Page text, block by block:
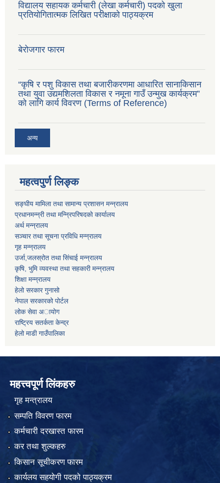
विद्यालय सहायक कर्मचारी (लेखा कर्मचारी) पदको खुला
प्रतियोगितात्मक लिखित परीक्षाको पाठ्यक्रम
बेरोजगार फारम
“कृषि र पशु विकास तथा बजारीकरणमा आधारित सानाकिसान
तथा युवा उद्यमशिलता विकास र नमूना गाउँ उन्मुख कार्यक्रम”
को लागि कार्य विवरण (Terms of Reference)
अन्य
महत्वपुर्ण लिङ्क
सङ्घीय मामिला तथा सामान्य प्रशासन मन्न्रालय
प्रधानमन्न्री तथा मन्न्रिपरिषदको कार्यालय
अर्थ मन्न्रालय
सञ्चार तथा सूचना प्रविधि मन्न्रालय
गृह मन्न्रालय
उर्जा,जलस्रोत तथा सिंचाई मन्न्रालय
कृषि, भुमि व्यवस्था तथा सहकारी मन्न्रालय
शिक्षा मन्न्रालय
हेलो सरकार गुनासो
नेपाल सरकारको पोर्टल
लोक सेवा अायोग
राष्ट्रिय सतर्कता केन्द्र
हेलो माडी गाउँपालिका
महत्त्वपूर्ण लिंकहरु
गृह मन्त्रालय
सम्पति विवरण फारम
कर्मचारी दरखास्त फारम
कर तथा शुल्कहरु
किसान सूचीकरण फारम
कार्यलय सहयोगी पदको पाठ्यक्रम